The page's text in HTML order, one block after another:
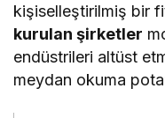
kişiselleştirilmiş bir
kurulan şirketler
endüstrileri altüst
meydan okuma